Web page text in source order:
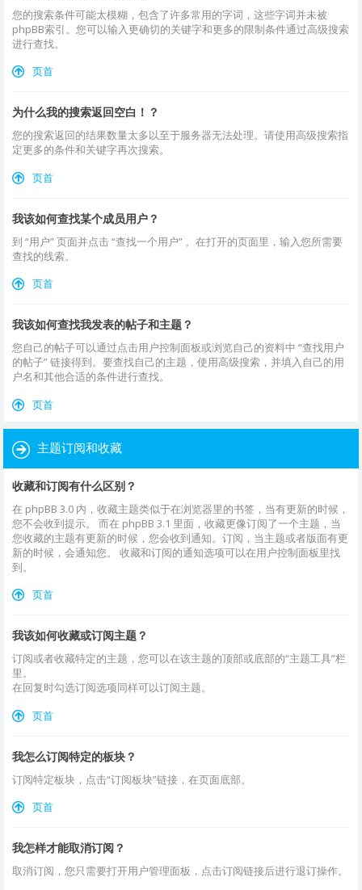
您的搜索条件可能太模糊，包含了许多常用的字词，这些字词并未被
phpBB索引。您可以输入更确切的关键字和更多的限制条件通过高级搜索
进行查找。
页首
为什么我的搜索返回空白！？
您的搜索返回的结果数量太多以至于服务器无法处理。请使用高级搜索指
定更多的条件和关键字再次搜索。
页首
我该如何查找某个成员用户？
到 “用户” 页面并点击 “查找一个用户” 。在打开的页面里，输入您所需要
查找的线索。
页首
我该如何查找我发表的帖子和主题？
您自己的帖子可以通过点击用户控制面板或浏览自己的资料中 “查找用户
的帖子” 链接得到。要查找自己的主题，使用高级搜索，并填入自己的用
户名和其他合适的条件进行查找。
页首
主题订阅和收藏
收藏和订阅有什么区别？
在 phpBB 3.0 内，收藏主题类似于在浏览器里的书签，当有更新的时候，
您不会收到提示。 而在 phpBB 3.1 里面，收藏更像订阅了一个主题，当
您收藏的主题有更新的时候，您会收到通知。订阅，当主题或者版面有更
新的时候，会通知您。 收藏和订阅的通知选项可以在用户控制面板里找
到。
页首
我该如何收藏或订阅主题？
订阅或者收藏特定的主题，您可以在该主题的顶部或底部的“主题工具”栏
里。
在回复时勾选订阅选项同样可以订阅主题。
页首
我怎么订阅特定的板块？
订阅特定板块，点击“订阅板块”链接，在页面底部。
页首
我怎样才能取消订阅？
取消订阅，您只需要打开用户管理面板，点击订阅链接后进行退订操作。